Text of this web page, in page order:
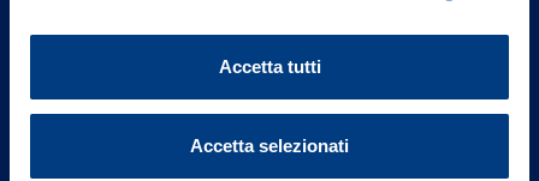
Accetta tutti
Accetta selezionati
Governance